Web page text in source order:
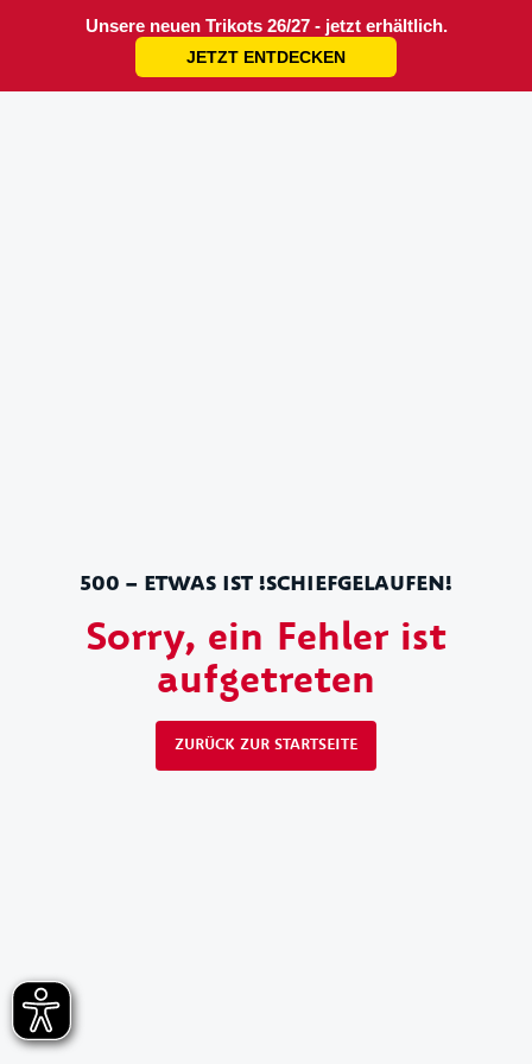
Unsere neuen Trikots 26/27 - jetzt erhältlich.
JETZT ENTDECKEN
500 – ETWAS IST !SCHIEFGELAUFEN!
Sorry, ein Fehler ist
aufgetreten
ZURÜCK ZUR STARTSEITE